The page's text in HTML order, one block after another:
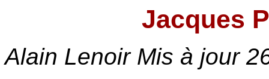
Jacques
Alain Lenoir Mis à jour